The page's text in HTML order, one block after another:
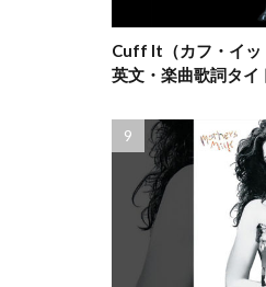
Cuff It（カフ・イッ
英文・楽曲歌詞タイ